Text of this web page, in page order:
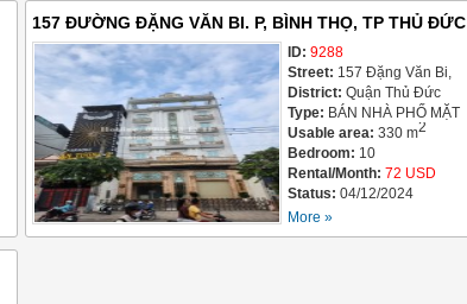
157 ĐƯỜNG ĐẶNG VĂN BI. P, BÌNH THỌ, TP THỦ ĐỨC
- GIÁ BÁN 72 TỶ
ID: 9288
Street: 157 Đặng Văn Bi,
phường Bình Thọ
District: Quận Thủ Đức
Type: BÁN NHÀ PHỐ MẶT
TIỀN
Usable area: 330 m2
Bedroom: 10
Rental/Month: 72 USD
Status: 04/12/2024
More »